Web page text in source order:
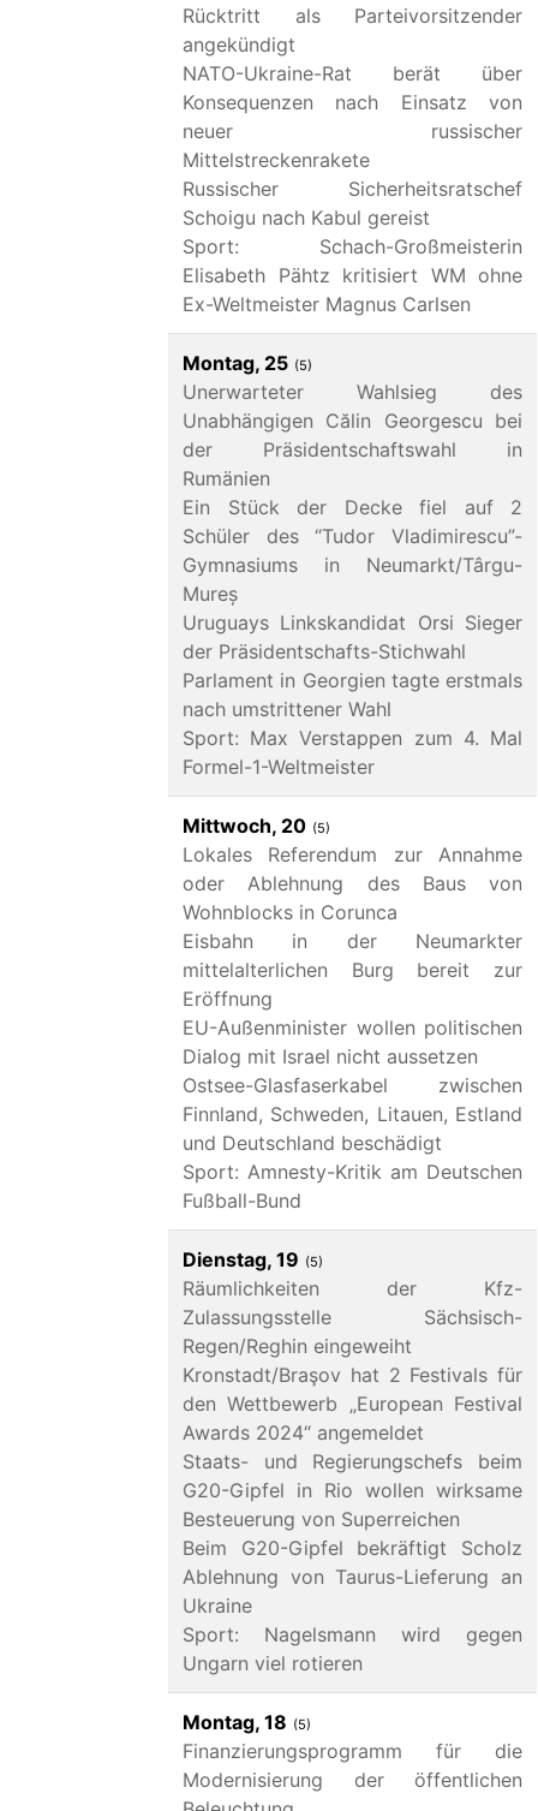
Rücktritt als Parteivorsitzender
angekündigt
NATO-Ukraine-Rat berät über
Konsequenzen nach Einsatz von
neuer russischer
Mittelstreckenrakete
Russischer Sicherheitsratschef
Schoigu nach Kabul gereist
Sport: Schach-Großmeisterin
Elisabeth Pähtz kritisiert WM ohne
Ex-Weltmeister Magnus Carlsen
Montag, 25 (5)
Unerwarteter Wahlsieg des
Unabhängigen Călin Georgescu bei
der Präsidentschaftswahl in
Rumänien
Ein Stück der Decke fiel auf 2
Schüler des “Tudor Vladimirescu”-
Gymnasiums in Neumarkt/Târgu-
Mureș
Uruguays Linkskandidat Orsi Sieger
der Präsidentschafts-Stichwahl
Parlament in Georgien tagte erstmals
nach umstrittener Wahl
Sport: Max Verstappen zum 4. Mal
Formel-1-Weltmeister
Mittwoch, 20 (5)
Lokales Referendum zur Annahme
oder Ablehnung des Baus von
Wohnblocks in Corunca
Eisbahn in der Neumarkter
mittelalterlichen Burg bereit zur
Eröffnung
EU-Außenminister wollen politischen
Dialog mit Israel nicht aussetzen
Ostsee-Glasfaserkabel zwischen
Finnland, Schweden, Litauen, Estland
und Deutschland beschädigt
Sport: Amnesty-Kritik am Deutschen
Fußball-Bund
Dienstag, 19 (5)
Räumlichkeiten der Kfz-
Zulassungsstelle Sächsisch-
Regen/Reghin eingeweiht
Kronstadt/Braşov hat 2 Festivals für
den Wettbewerb „European Festival
Awards 2024“ angemeldet
Staats- und Regierungschefs beim
G20-Gipfel in Rio wollen wirksame
Besteuerung von Superreichen
Beim G20-Gipfel bekräftigt Scholz
Ablehnung von Taurus-Lieferung an
Ukraine
Sport: Nagelsmann wird gegen
Ungarn viel rotieren
Montag, 18 (5)
Finanzierungsprogramm für die
Modernisierung der öffentlichen